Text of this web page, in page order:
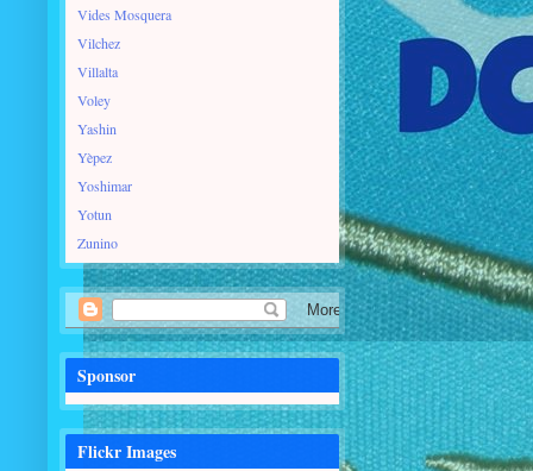
Vides Mosquera
Vilchez
Villalta
Voley
Yashin
Yèpez
Yoshimar
Yotun
Zunino
Sponsor
Flickr Images